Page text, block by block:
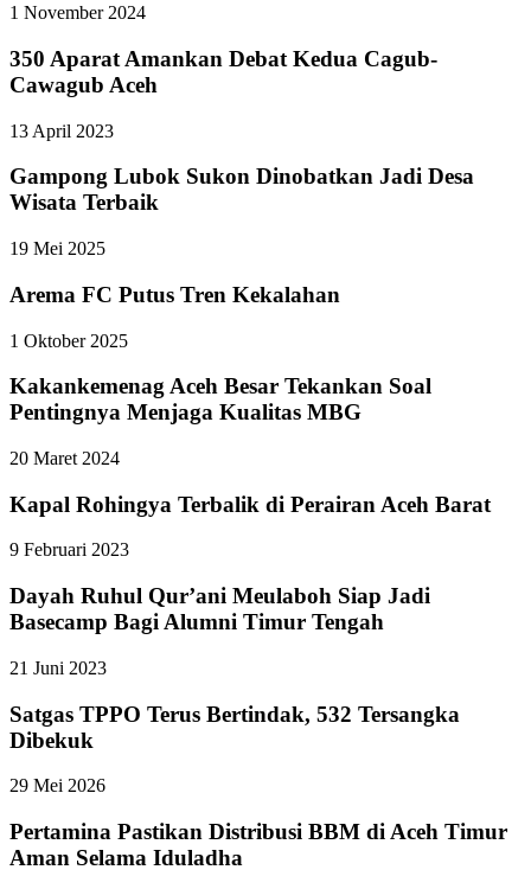
1 November 2024
350 Aparat Amankan Debat Kedua Cagub-
Cawagub Aceh
13 April 2023
Gampong Lubok Sukon Dinobatkan Jadi Desa
Wisata Terbaik
19 Mei 2025
Arema FC Putus Tren Kekalahan
1 Oktober 2025
Kakankemenag Aceh Besar Tekankan Soal
Pentingnya Menjaga Kualitas MBG
20 Maret 2024
Kapal Rohingya Terbalik di Perairan Aceh Barat
9 Februari 2023
Dayah Ruhul Qur’ani Meulaboh Siap Jadi
Basecamp Bagi Alumni Timur Tengah
21 Juni 2023
Satgas TPPO Terus Bertindak, 532 Tersangka
Dibekuk
29 Mei 2026
Pertamina Pastikan Distribusi BBM di Aceh Timur
Aman Selama Iduladha